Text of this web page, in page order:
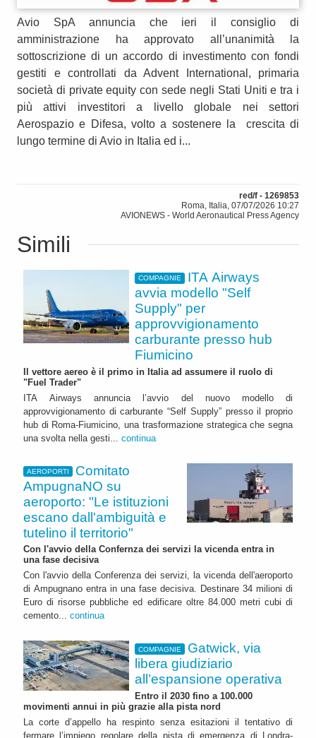
Avio SpA annuncia che ieri il consiglio di
amministrazione ha approvato all’unanimità la
sottoscrizione di un accordo di investimento con fondi
gestiti e controllati da Advent International, primaria
società di private equity con sede negli Stati Uniti e tra i
più attivi investitori a livello globale nei settori
Aerospazio e Difesa, volto a sostenere la crescita di
lungo termine di Avio in Italia ed i...
red/f - 1269853
Roma, Italia, 07/07/2026 10:27
AVIONEWS - World Aeronautical Press Agency
Simili
COMPAGNIE
ITA Airways
avvia modello "Self
Supply" per
approvvigionamento
carburante presso hub
Fiumicino
Il vettore aereo è il primo in Italia ad assumere il ruolo di
"Fuel Trader"
ITA Airways annuncia l’avvio del nuovo modello di
approvvigionamento di carburante “Self Supply” presso il proprio
hub di Roma-Fiumicino, una trasformazione strategica che segna
una svolta nella gesti... continua
AEROPORTI
Comitato
AmpugnaNO su
aeroporto: "Le istituzioni
escano dall'ambiguità e
tutelino il territorio"
Con l'avvio della Confernza dei servizi la vicenda entra in
una fase decisiva
Con l'avvio della Conferenza dei servizi, la vicenda dell'aeroporto
di Ampugnano entra in una fase decisiva. Destinare 34 milioni di
Euro di risorse pubbliche ed edificare oltre 84.000 metri cubi di
cemento... continua
COMPAGNIE
Gatwick, via
libera giudiziario
all’espansione operativa
Entro il 2030 fino a 100.000
movimenti annui in più grazie alla pista nord
La corte d’appello ha respinto senza esitazioni il tentativo di
fermare l’impiego regolare della pista di emergenza di Londra-